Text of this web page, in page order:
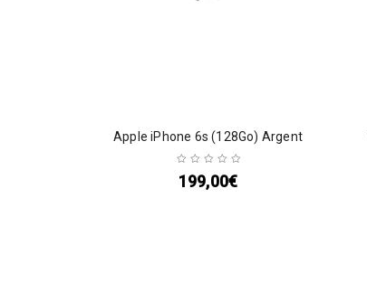
Apple iPhone 6s (128Go) Argent
199,00€